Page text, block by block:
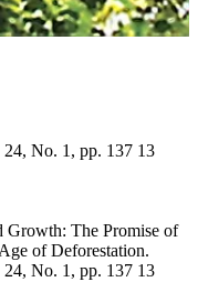
No. 1, pp. 137 13
The Promise of
of Deforestation.
No. 1, pp. 137 13